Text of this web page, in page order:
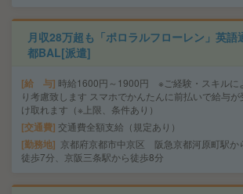
月収28万超も「ポロラルフローレン」英
都BAL[派遣]
給 与 時給1600円～1900円 ※ご経験・スキルに
り考慮致します スマホでかんたんに前払いで給与が
け取れます（※上限、条件あり）
交通費 交通費全額支給（規定あり）
勤務地
京都府京都市中京区 阪急京都河原町駅か
徒歩7分、京阪三条駅から徒歩8分